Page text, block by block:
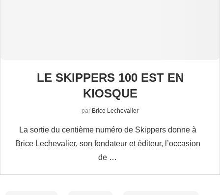
LE SKIPPERS 100 EST EN
KIOSQUE
par Brice Lechevalier
La sortie du centième numéro de Skippers donne à
Brice Lechevalier, son fondateur et éditeur, l’occasion
de …